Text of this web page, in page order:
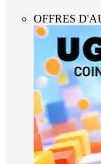
OFFRES